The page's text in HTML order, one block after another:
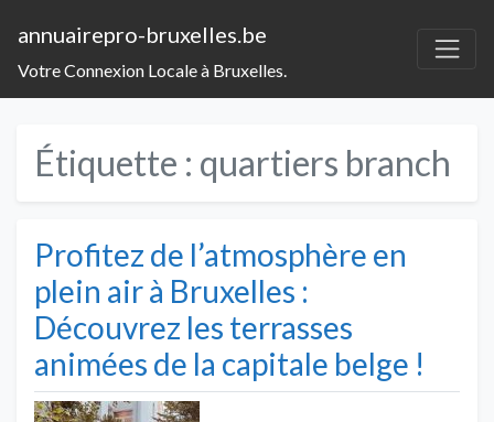
annuairepro-bruxelles.be
Votre Connexion Locale à Bruxelles.
Étiquette : quartiers branch
Profitez de l’atmosphère en
plein air à Bruxelles :
Découvrez les terrasses
animées de la capitale belge !